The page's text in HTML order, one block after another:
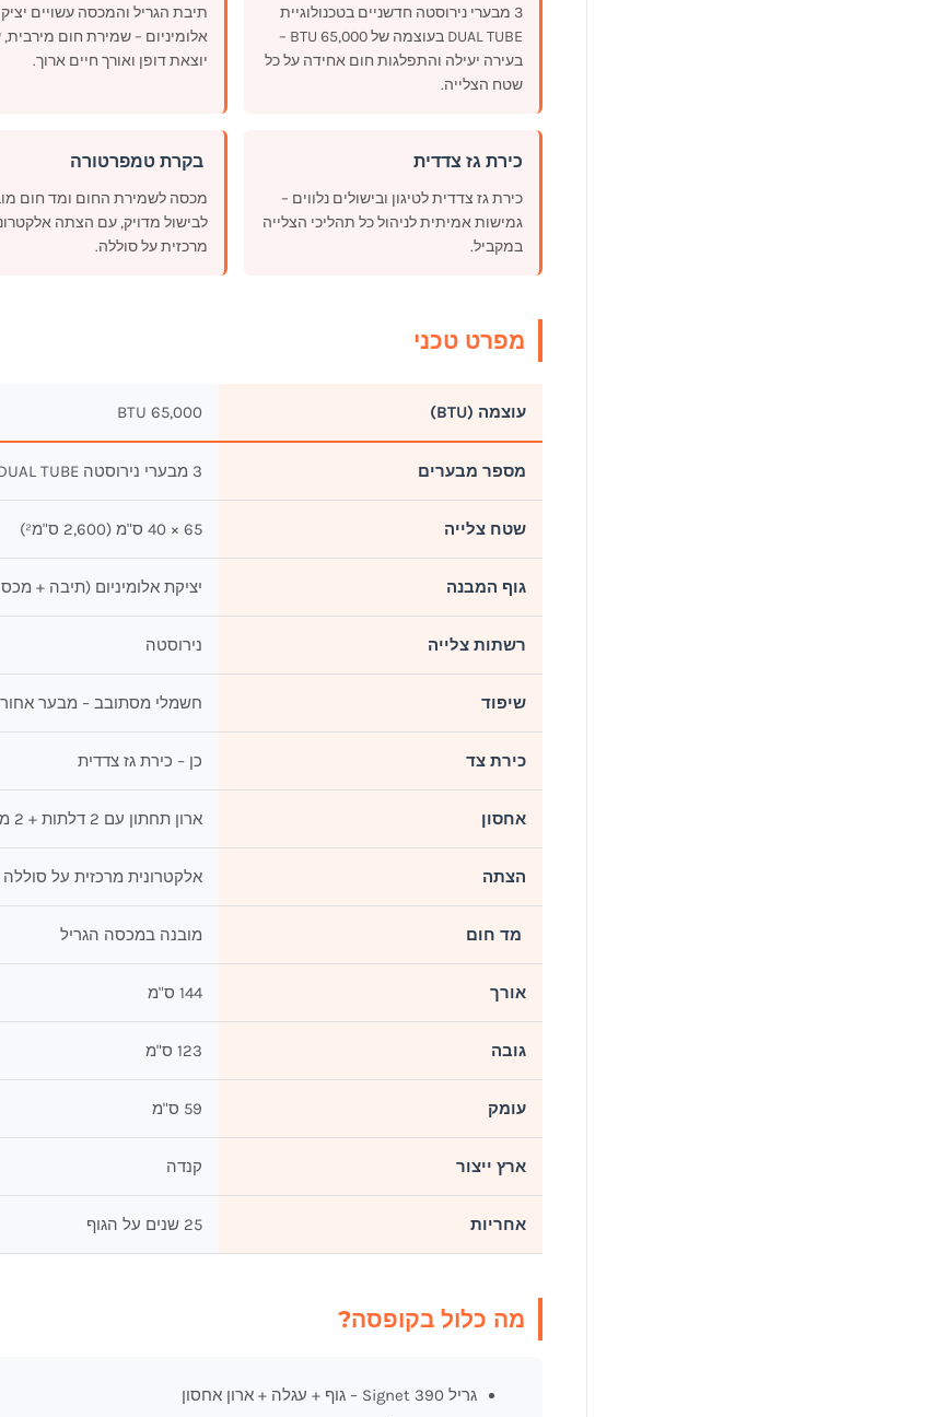
3 מבערי נירוסטה חדשניים בטכנולוגיית
DUAL TUBE בעוצמה של 65,000 BTU –
בעירה יעילה והתפלגות חום אחידה על כל
שטח הצלייה.
תיבת הגריל והמכסה עשויים
אלומיניום – שמירת חום
יוצאת דופן ואורך חיים ארוך.
כירת גז צדדית
כירת גז צדדית לטיגון ובישולים נלווים –
גמישות אמיתית לניהול כל תהליכי הצלייה
במקביל.
️ בקרת טמפרטורה
מכסה לשמירת החום ומד חום
לבישול מדויק, עם הצתה
מרכזית על סוללה.
מפרט טכני
עוצמה (BTU) 65,000 BTU
מספר מבערים 3 מבערי נירוסטה DUAL TUBE + מבער אחורי לשיפוד
שטח צלייה 65 × 40 ס"מ (2,600 ס"מ²)
גוף המבנה יציקת אלומיניום (תיבה +
רשתות צלייה נירוסטה
שיפוד חשמלי מסתובב – מבער
כירת צד כן – כירת גז צדדית
אחסון ארון תחתון עם 2 דלתות + 2 מדפים מתקפלים
הצתה אלקטרונית מרכזית על סוללה
️ מד חום מובנה במכסה הגריל
אורך 144 ס"מ
גובה 123 ס"מ
עומק 59 ס"מ
ארץ ייצור קנדה
אחריות 25 שנים על הגוף
מה כלול בקופסה?
גריל Signet 390 – גוף + עגלה + ארון אחסון